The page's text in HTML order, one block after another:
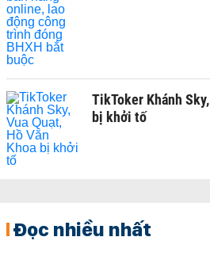
TikToker Khánh
bị khởi tố
Đọc nhiều nhất